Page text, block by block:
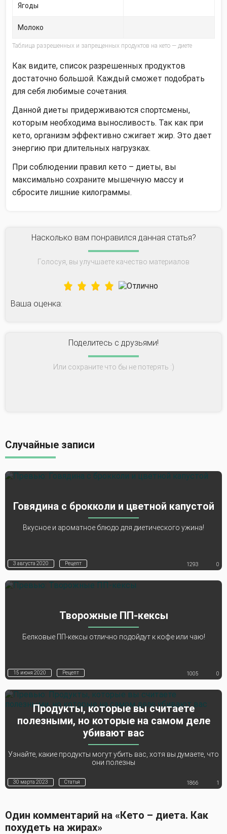
Таблица разрешенных и запрещенных продуктов на кето — диете
Ягоды
Молоко
Как видите, список разрешенных продуктов
достаточно большой. Каждый сможет подобрать
для себя любимые сочетания.
Данной диеты придерживаются спортсмены,
которым необходима выносливость. Так как при
кето, организм эффективно сжигает жир. Это дает
энергию при длительных нагрузках.
При соблюдении правил кето – диеты, вы
максимально сохраните мышечную массу и
сбросите лишние килограммы.
Насколько вам понравился данная статья?
Голосуя, вы улучшаете качество материалов
Ваша оценка:
Поделитесь с друзьями!
Или сохраните что бы не потерять :)
Случайные записи
Говядина с брокколи и цветной капустой
Вкусное и ароматное блюдо для диетического ужина!
3 августа 2020 Рецепт 1293 0
Творожные ПП-кексы
Белковые ПП-кексы отлично подойдут к кофе или чаю!
15 июня 2020 Рецепт 1005 0
Продукты, которые вы считаете
полезными, но которые на самом деле
убивают вас
Узнайте, какие продукты могут убить вас, хотя вы думаете, что
они полезны
30 марта 2023 Статья 1866 1
Один комментарий на «Кето – диета. Как
похудеть на жирах»